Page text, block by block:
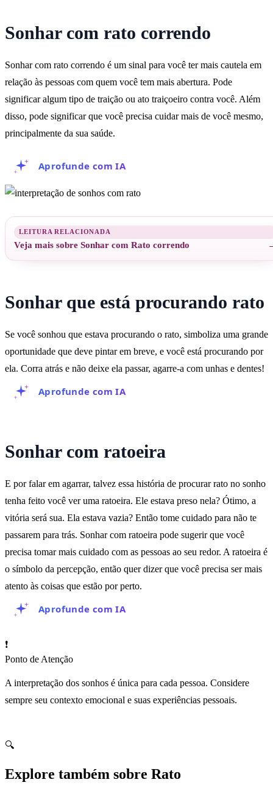
Sonhar com rato correndo
Sonhar com rato correndo é um sinal para você ter mais cautela em
relação às pessoas com quem você tem mais abertura. Pode
significar algum tipo de traição ou ato traiçoeiro contra você. Além
disso, pode significar que você precisa cuidar mais de você mesmo,
principalmente da sua saúde.
Aprofunde com IA
Veja mais sobre Sonhar com Rato correndo
Sonhar que está procurando rato
Se você sonhou que estava procurando o rato, simboliza uma grande
oportunidade que deve pintar em breve, e você está procurando por
ela. Corra atrás e não deixe ela passar, agarre-a com unhas e dentes!
Aprofunde com IA
Sonhar com ratoeira
E por falar em agarrar, talvez essa história de procurar rato no sonho
tenha feito você ver uma ratoeira. Ele estava preso nela? Ótimo, a
vitória será sua. Ela estava vazia? Então tome cuidado para não te
passarem para trás. Sonhar com ratoeira pode sugerir que você
precisa tomar mais cuidado com as pessoas ao seu redor. A ratoeira é
o símbolo da percepção, então quer dizer que você precisa ser mais
atento às coisas que estão por perto.
Aprofunde com IA
❗
Ponto de Atenção
A interpretação dos sonhos é única para cada pessoa. Considere
sempre seu contexto emocional e suas experiências pessoais.
🔍
Explore também sobre Rato